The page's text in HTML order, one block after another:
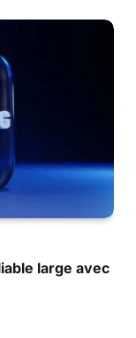
large avec